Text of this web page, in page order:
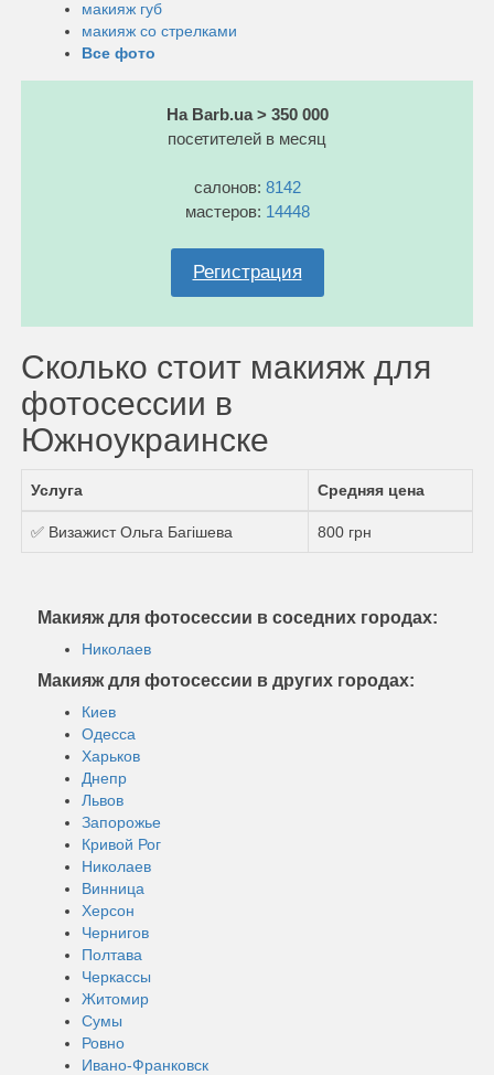
макияж губ
макияж со стрелками
Все фото
На Barb.ua > 350 000
посетителей в месяц
салонов: 8142
мастеров: 14448
Регистрация
Сколько стоит макияж для
фотосессии в
Южноукраинске
Услуга Средняя цена
✅ Визажист Ольга Багішева 800 грн
Макияж для фотосессии в соседних городах:
Николаев
Макияж для фотосессии в других городах:
Киев
Одесса
Харьков
Днепр
Львов
Запорожье
Кривой Рог
Николаев
Винница
Херсон
Чернигов
Полтава
Черкассы
Житомир
Сумы
Ровно
Ивано-Франковск